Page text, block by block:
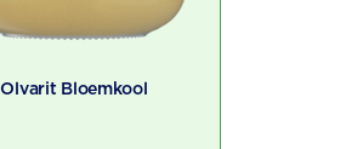
Olvarit Bloemkool